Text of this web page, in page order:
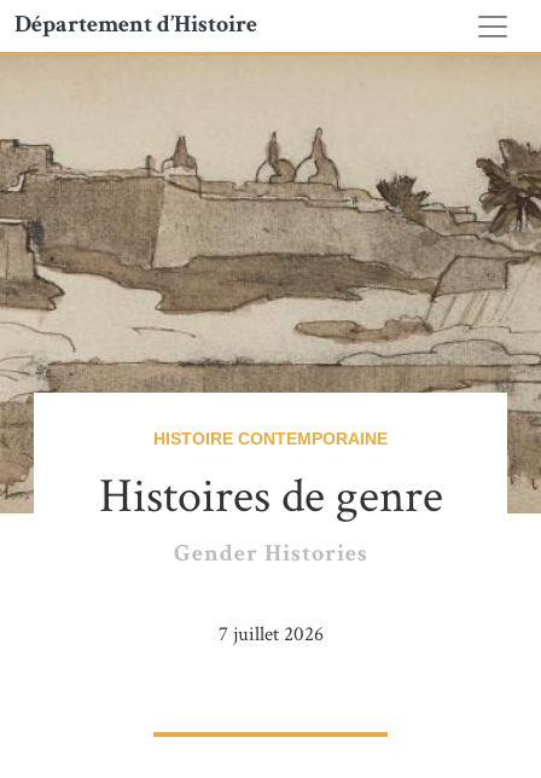
Département d’Histoire
HISTOIRE CONTEMPORAINE
Histoires de genre
Gender Histories
7 juillet 2026